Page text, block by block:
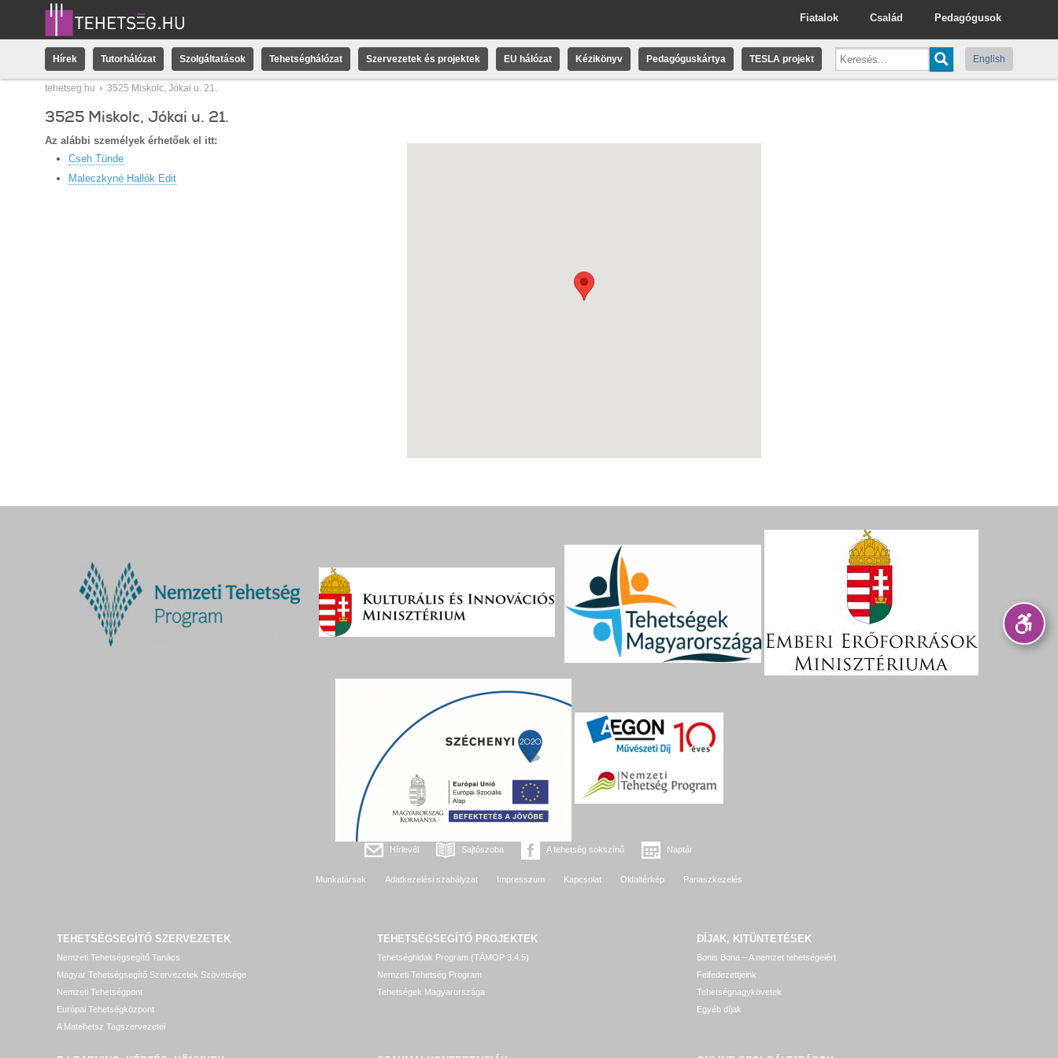
Pedagógusok
Család
Fiatalok
Hírek Tutorhálózat Szolgáltatások Tehetséghálózat Szervezetek és projektek EU hálózat Kézikönyv Pedagóguskártya TESLA projekt English
tehetseg.hu 3525 Miskolc, Jókai u. 21.
3525 Miskolc, Jókai u. 21.
Az alábbi személyek érhetőek el itt:
Cseh Tünde
Maleczkyné Hallók Edit
Hírlevél Sajtószoba A tehetség sokszínű Naptár
Munkatársak Adatkezelési szabályzat Impresszum Kapcsolat Oldaltérkép Panaszkezelés
TEHETSÉGSEGÍTŐ SZERVEZETEK
Nemzeti Tehetségsegítő Tanács
Magyar Tehetségsegítő Szervezetek Szövetsége
Nemzeti Tehetségpont
Európai Tehetségközpont
A Matehetsz Tagszervezetei
TEHETSÉGSEGÍTŐ PROJEKTEK
Tehetséghidak Program (TÁMOP 3.4.5)
Nemzeti Tehetség Program
Tehetségek Magyarországa
DÍJAK, KITÜNTETÉSEK
Bonis Bona – A nemzet tehetségeiért
Felfedezettjeink
Tehetségnagykövetek
Egyéb díjak